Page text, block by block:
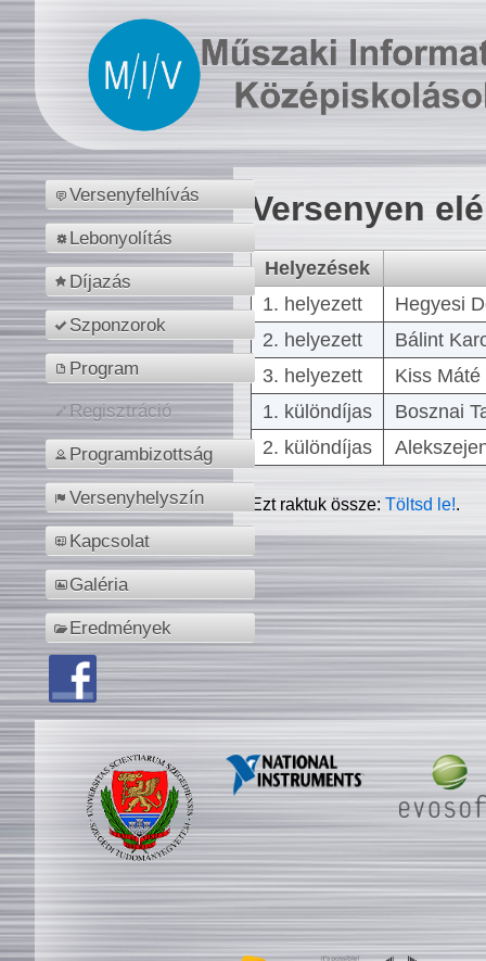
Versenyfelhívás
Lebonyolítás
Díjazás
Szponzorok
Program
Regisztráció
Programbizottság
Versenyhelyszín
Kapcsolat
Galéria
Eredmények
Versenyen
Helyezések
1. helyezett
Hegyesi
2. helyezett
Bálint
3. helyezett
Kiss
1. különdíjas
Bosznai
2. különdíjas
Ezt raktuk össze:Töltsd le!.